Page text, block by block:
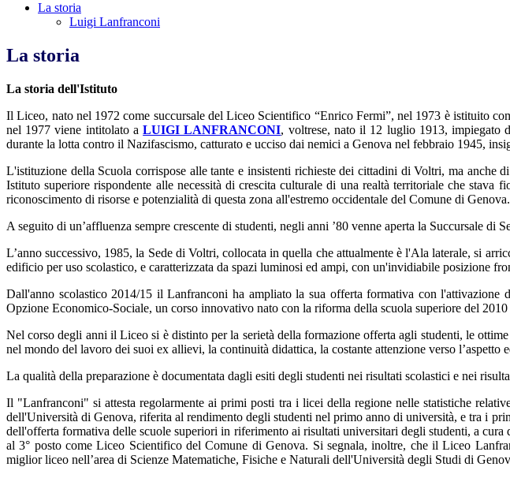
La storia
Luigi Lanfranconi
La storia
La storia dell'Istituto
Il Liceo, nato nel 1972 come succursale del Liceo Scientifico “Enrico Fermi”, nel 1973 è istituito
nel 1977 viene intitolato aLUIGI LANFRANCONI, voltrese, nato il 12 luglio 1913, impiegato
durante la lotta contro il Nazifascismo, catturato e ucciso dai nemici a Genova nel febbraio 1945,
L'istituzione della Scuola corrispose alle tante e insistenti richieste dei cittadini di Voltri, ma
Istituto superiore rispondente alle necessità di crescita culturale di una realtà territoriale che
riconoscimento di risorse e potenzialità di questa zona all'estremo occidentale del Comune di Genova.
A seguito di un’affluenza sempre crescente di studenti, negli anni ’80 venne aperta la Succursale
L’anno successivo, 1985, la Sede di Voltri, collocata in quella che attualmente è l'Ala laterale, si
edificio per uso scolastico, e caratterizzata da spazi luminosi ed ampi, con un'invidiabile posizione
Dall'anno scolastico 2014/15 il Lanfranconi ha ampliato la sua offerta formativa con
Opzione Economico-Sociale, un corso innovativo nato con la riforma della scuola superiore del
Nel corso degli anni il Liceo si è distinto per la serietà della formazione offerta agli studenti, le
nel mondo del lavoro dei suoi ex allievi, la continuità didattica, la costante attenzione verso
La qualità della preparazione è documentata dagli esiti degli studenti nei risultati scolastici e nei
Il "Lanfranconi" si attesta regolarmente ai primi posti tra i licei della regione nelle statistiche
dell'Università di Genova, riferita al rendimento degli studenti nel primo anno di università, e tra i
dell'offerta formativa delle scuole superiori in riferimento ai risultati universitari degli studenti, a
al 3° posto come Liceo Scientifico del Comune di Genova. Si segnala, inoltre, che il Liceo
miglior liceo nell’area di Scienze Matematiche, Fisiche e Naturali dell'Università degli Studi di